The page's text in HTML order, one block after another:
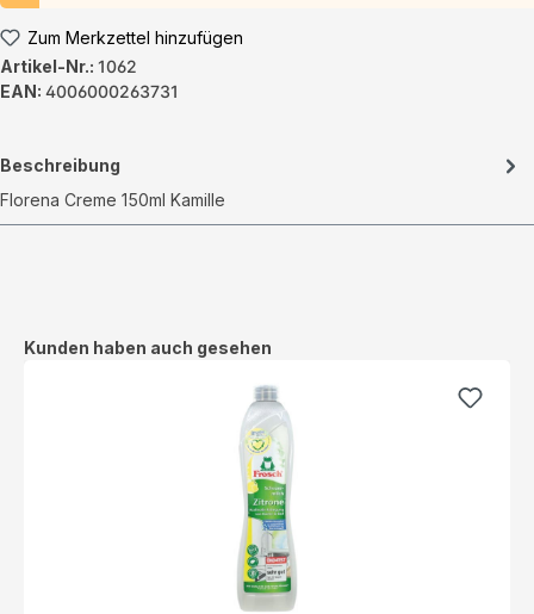
Zum Merkzettel hinzufügen
Artikel-Nr.: 1062
EAN: 4006000263731
Beschreibung
Florena Creme 150ml Kamille
Produktgalerie überspringen
Kunden haben auch gesehen